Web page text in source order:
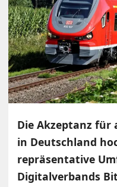
Die Akzeptanz
in Deutschland
repräsentative
Digitalverbands